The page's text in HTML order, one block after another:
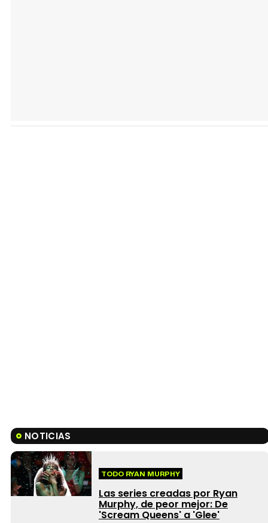
NOTICIAS
TODO RYAN MURPHY
Las series creadas por Ryan
Murphy, de peor mejor: De
'Scream Queens' a 'Glee'